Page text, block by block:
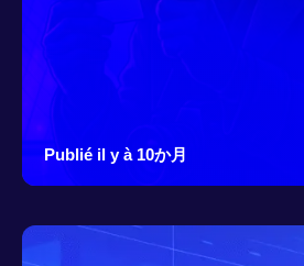
Publié il y à 10か月